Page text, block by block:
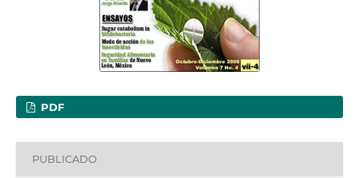
PDF
PUBLICADO